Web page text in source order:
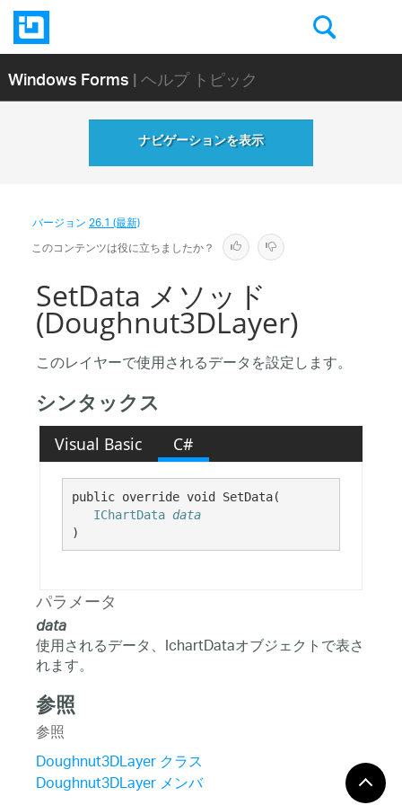
Windows Forms| ヘルプ トピック
ナビゲーションを表示
バージョン26.1 (最新)
このコンテンツは役に立ちましたか？
SetData メソッド
(Doughnut3DLayer)
このレイヤーで使用されるデータを設定します。
シンタックス
Visual Basic C#
public override void SetData(
IChartData data
)
パラメータ
data
使用されるデータ、IchartDataオブジェクトで表さ
れます。
参照
参照
Doughnut3DLayer クラス
Doughnut3DLayer メンバ